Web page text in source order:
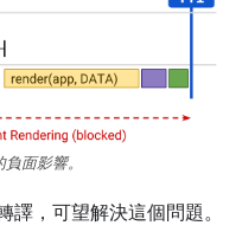
面影響。
，可望解決這個問題。